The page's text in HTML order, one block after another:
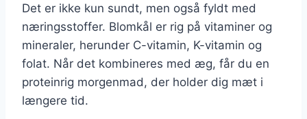
Det er ikke kun sundt, men også fyldt med
næringsstoffer. Blomkål er rig på vitaminer og
mineraler, herunder C-vitamin, K-vitamin og
folat. Når det kombineres med æg, får du en
proteinrig morgenmad, der holder dig mæt i
længere tid.